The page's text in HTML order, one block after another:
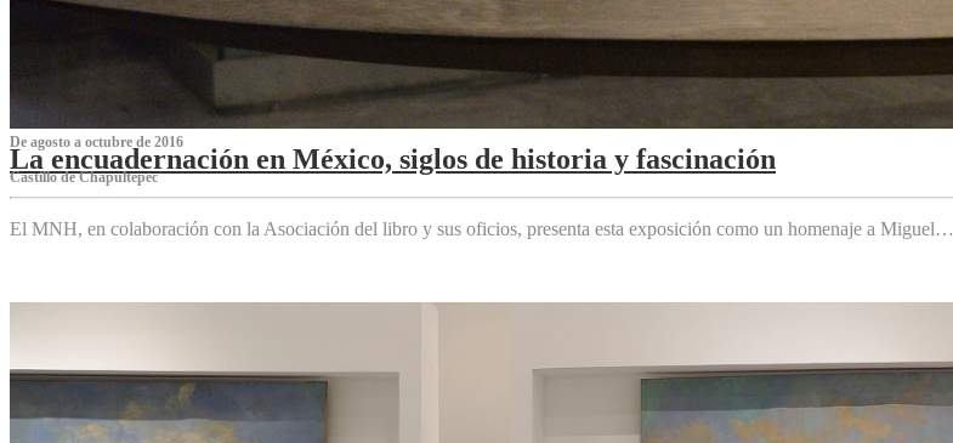
De agosto a octubre de 2016
La encuadernación en México, siglos de historia y fascinación
Castillo de Chapultepec
El MNH, en colaboración con la Asociación del libro y sus oficios, presenta esta exposición como un homenaje a Miguel…